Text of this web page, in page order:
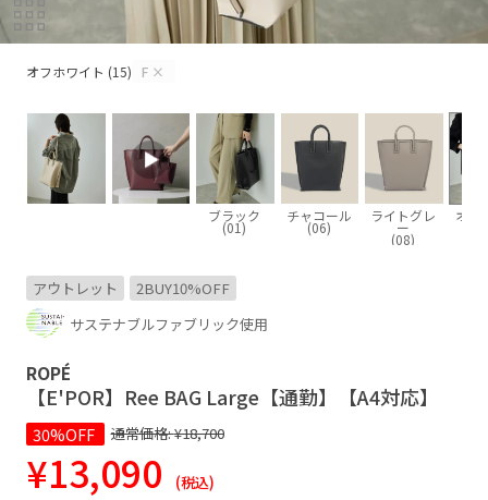
オフホワイト (15) F ×
ブラック
(01)
チャコール
(06)
ライトグレ
ー
(08)
オフ
アウトレット
2BUY10%OFF
サステナブルファブリック使用
ROPÉ
【E'POR】Ree BAG Large【通勤】【A4対応】
30%OFF 通常価格:¥18,700
¥13,090 (税込)